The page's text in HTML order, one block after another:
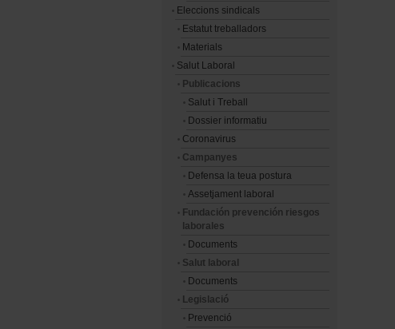
Eleccions sindicals
Estatut treballadors
Materials
Salut Laboral
Publicacions
Salut i Treball
Dossier informatiu
Coronavirus
Campanyes
Defensa la teua postura
Assetjament laboral
Fundación prevención riesgos
laborales
Documents
Salut laboral
Documents
Legislació
Prevenció